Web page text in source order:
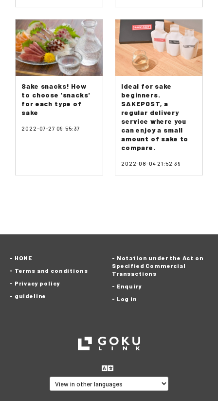
Sake snacks! How
to choose 'snacks'
for each type of
sake
2022-07-27 09:55:37
Ideal for sake
beginners.
SAKEPOST, a
regular delivery
service where you
can enjoy a small
amount of sake to
compare.
2022-08-04 21:52:39
HOME
Terms and conditions
Privacy policy
guideline
Notation under the Act on
Specified Commercial
Transactions
Enquiry
Log in